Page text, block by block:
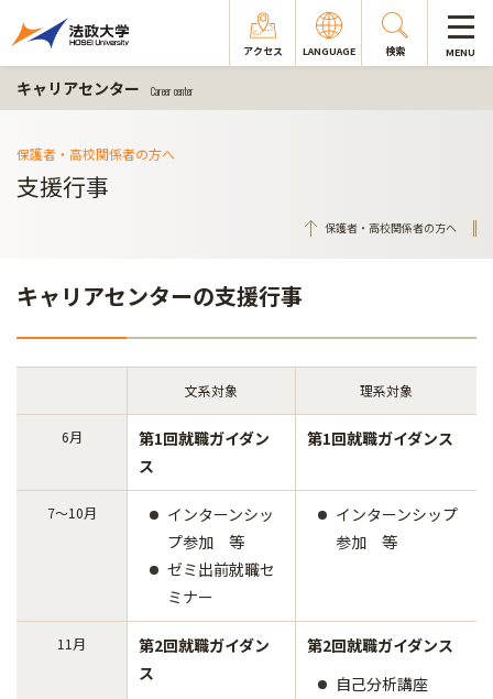
アクセス LANGUAGE 検索 MENU
キャリアセンター Career center
保護者・高校関係者の方へ
支援行事
保護者・高校関係者の方へ
キャリアセンターの支援行事
文系対象 理系対象
6月
第1回就職ガイダン
ス
第1回就職ガイダンス
7～10月
インターンシッ
プ参加 等
ゼミ出前就職セ
ミナー
インターンシップ
参加 等
11月
第2回就職ガイダン
ス
第2回就職ガイダンス
自己分析講座